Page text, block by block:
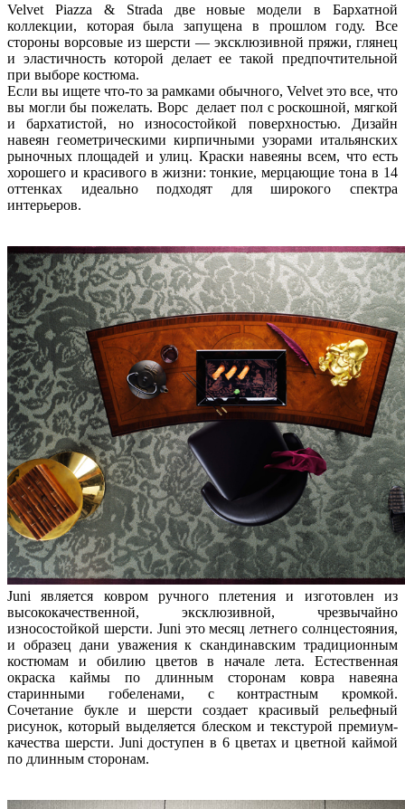
Velvet Piazza & Strada две новые модели в Бархатной
коллекции, которая была запущена в прошлом году. Все
стороны ворсовые из шерсти — эксклюзивной пряжи, глянец
и эластичность которой делает ее такой предпочтительной
при выборе костюма.
Если вы ищете что-то за рамками обычного, Velvet это все, что
вы могли бы пожелать. Ворс делает пол с роскошной, мягкой
и бархатистой, но износостойкой поверхностью. Дизайн
навеян геометрическими кирпичными узорами итальянских
рыночных площадей и улиц. Краски навеяны всем, что есть
хорошего и красивого в жизни: тонкие, мерцающие тона в 14
оттенках идеально подходят для широкого спектра
интерьеров.
Juni является ковром ручного плетения и изготовлен из
высококачественной, эксклюзивной, чрезвычайно
износостойкой шерсти. Juni это месяц летнего солнцестояния,
и образец дани уважения к скандинавским традиционным
костюмам и обилию цветов в начале лета. Естественная
окраска каймы по длинным сторонам ковра навеяна
старинными гобеленами, с контрастным кромкой.
Сочетание букле и шерсти создает красивый рельефный
рисунок, который выделяется блеском и текстурой премиум-
качества шерсти. Juni доступен в 6 цветах и цветной каймой
по длинным сторонам.